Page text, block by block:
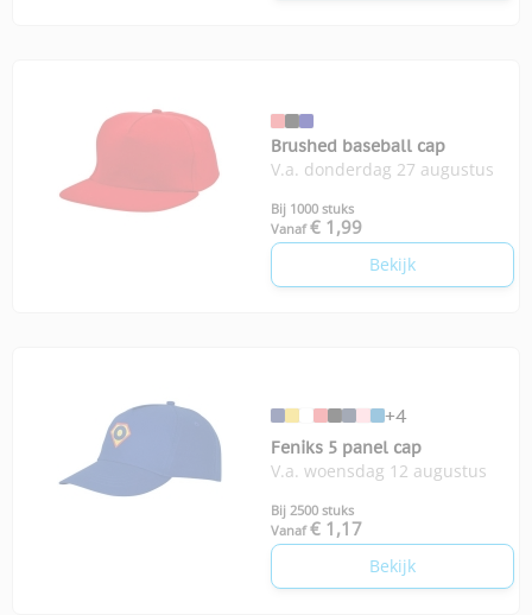
Brushed baseball cap
V.a. donderdag 27 augustus
Bij 1000 stuks
Vanaf € 1,99
Bekijk
+4
Feniks 5 panel cap
V.a. woensdag 12 augustus
Bij 2500 stuks
Vanaf € 1,17
Bekijk